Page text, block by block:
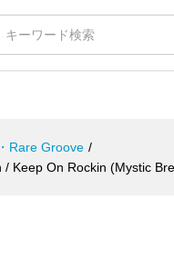
Rare Groove /
Keep On Rockin (Mystic